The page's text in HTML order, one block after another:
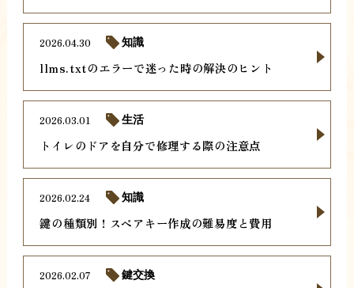
llms.txtのエラーで迷った時の解決のヒント
2026.04.30 知識
トイレのドアを自分で修理する際の注意点
2026.03.01 生活
鍵の種類別！スペアキー作成の難易度と費用
2026.02.24 知識
2026.02.07 鍵交換